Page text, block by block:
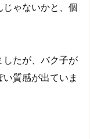
ゃないかと、個
たが、バク子が
質感が出ていま